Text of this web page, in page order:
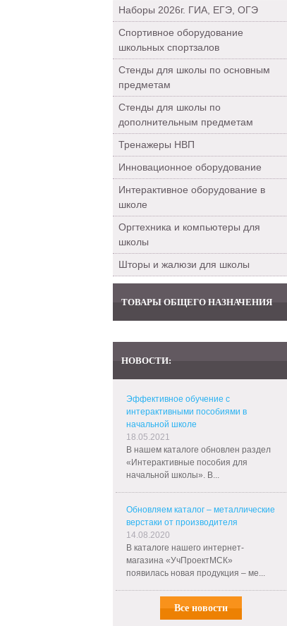
Наборы 2026г. ГИА, ЕГЭ, ОГЭ
Спортивное оборудование
школьных спортзалов
Стенды для школы по основным
предметам
Стенды для школы по
дополнительным предметам
Тренажеры НВП
Инновационное оборудование
Интерактивное оборудование в
школе
Оргтехника и компьютеры для
школы
Шторы и жалюзи для школы
ТОВАРЫ ОБЩЕГО НАЗНАЧЕНИЯ
НОВОСТИ:
Эффективное обучение с
интерактивными пособиями в
начальной школе
18.05.2021
В нашем каталоге обновлен раздел
«Интерактивные пособия для
начальной школы». В...
Обновляем каталог – металлические
верстаки от производителя
14.08.2020
В каталоге нашего интернет-
магазина «УчПроектМСК»
появилась новая продукция – ме...
Все новости